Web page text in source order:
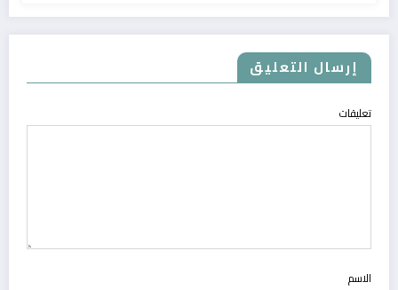
إرسال التعليق
تعليقات
الاسم